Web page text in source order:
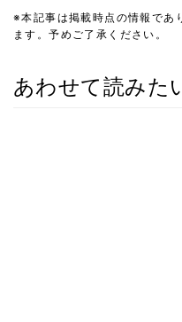
※本記事は掲載時点の情報であ
ます。予めご了承ください。
あわせて読みた